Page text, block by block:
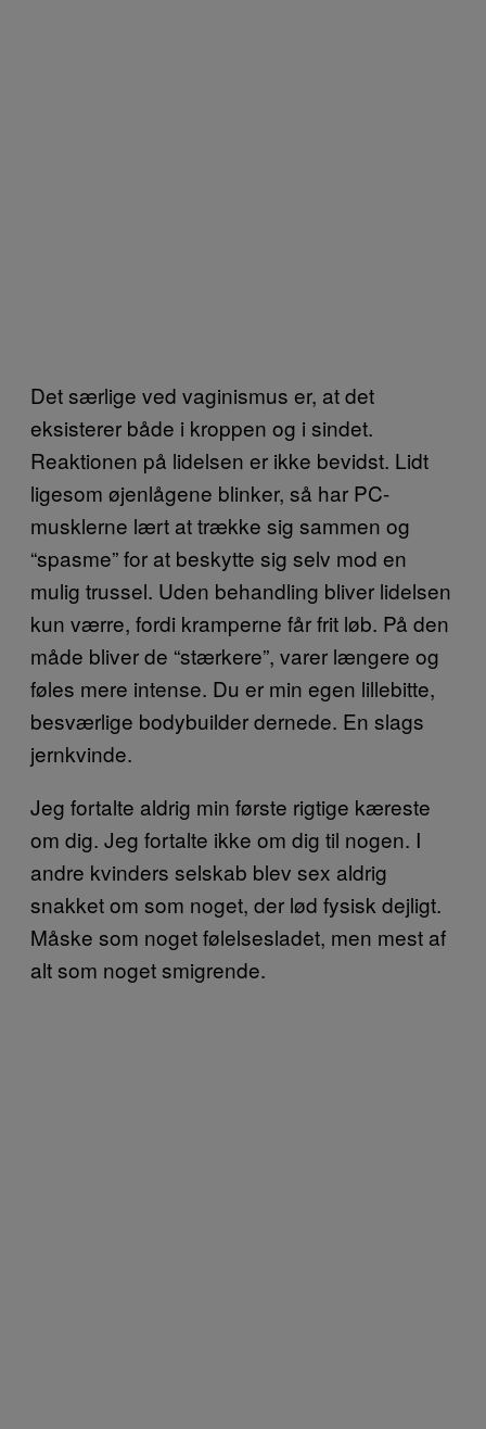
Det særlige ved vaginismus er, at det
eksisterer både i kroppen og i sindet.
Reaktionen på lidelsen er ikke bevidst. Lidt
ligesom øjenlågene blinker, så har PC-
musklerne lært at trække sig sammen og
“spasme” for at beskytte sig selv mod en
mulig trussel. Uden behandling bliver lidelsen
kun værre, fordi kramperne får frit løb. På den
måde bliver de “stærkere”, varer længere og
føles mere intense. Du er min egen lillebitte,
besværlige bodybuilder dernede. En slags
jernkvinde.
Jeg fortalte aldrig min første rigtige kæreste
om dig. Jeg fortalte ikke om dig til nogen. I
andre kvinders selskab blev sex aldrig
snakket om som noget, der lød fysisk dejligt.
Måske som noget følelsesladet, men mest af
alt som noget smigrende.